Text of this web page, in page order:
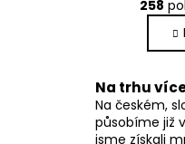
258
Na trhu
Na českém,
působíme již
jsme získali